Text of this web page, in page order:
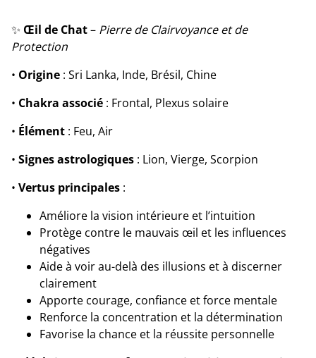
✨ Œil de Chat– Pierre de Clairvoyance et de
Protection
• Origine : Sri Lanka, Inde, Brésil, Chine
• Chakra associé : Frontal, Plexus solaire
• Élément : Feu, Air
• Signes astrologiques : Lion, Vierge, Scorpion
• Vertus principales :
Améliore la vision intérieure et l’intuition
Protège contre le mauvais œil et les influences
négatives
Aide à voir au-delà des illusions et à discerner
clairement
Apporte courage, confiance et force mentale
Renforce la concentration et la détermination
Favorise la chance et la réussite personnelle